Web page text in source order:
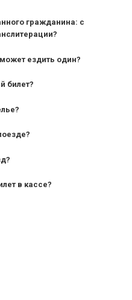
гражданина: с
ездить один?
— от 10 лет и
от 7 лет.
билет?
в кассе?
номер заказа;
пассажира, на